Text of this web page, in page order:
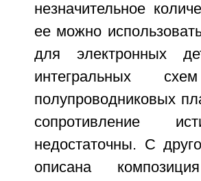
незначительное
ее можно
для электронных
интегральных
полупроводниковых
сопротивление
недостаточны. С
описана